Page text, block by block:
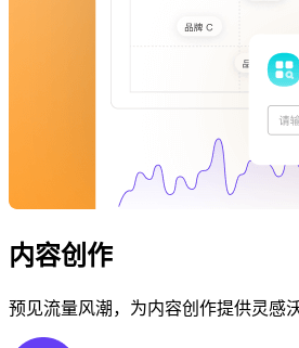
内容创作
预见流量风潮，为内容创作提供灵感